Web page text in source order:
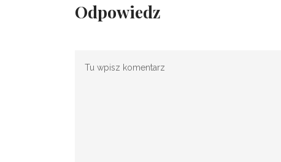
Odpowiedz